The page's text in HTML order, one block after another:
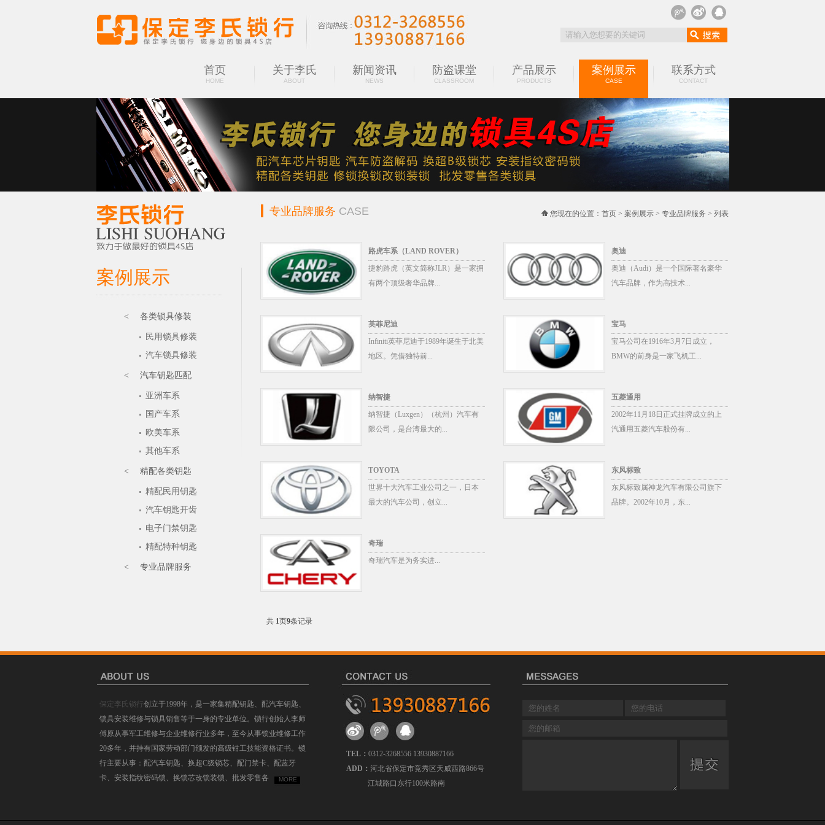
首页
HOME
关于李氏
ABOUT
新闻资讯
NEWS
防盗课堂
CLASSROOM
产品展示
PRODUCTS
案例展示
CASE
联系方式
CONTACT
案例展示
< 各类锁具修装
民用锁具修装
汽车锁具修装
< 汽车钥匙匹配
亚洲车系
国产车系
欧美车系
其他车系
< 精配各类钥匙
精配民用钥匙
汽车钥匙开齿
电子门禁钥匙
精配特种钥匙
< 专业品牌服务
专业品牌服务 CASE 您现在的位置： 首页> 案例展示> 专业品牌服务 > 列表
路虎车系（LAND ROVER）
捷豹路虎（英文简称JLR）是一家拥
有两个顶级奢华品牌...
奥迪
奥迪（Audi）是一个国际著名豪华
汽车品牌，作为高技术...
英菲尼迪
Infiniti英菲尼迪于1989年诞生于北美
地区。凭借独特前...
宝马
宝马公司在1916年3月7日成立，
BMW的前身是一家飞机工...
纳智捷
纳智捷（Luxgen）（杭州）汽车有
限公司，是台湾最大的...
五菱通用
2002年11月18日正式挂牌成立的上
汽通用五菱汽车股份有...
TOYOTA
世界十大汽车工业公司之一，日本
最大的汽车公司，创立...
东风标致
东风标致属神龙汽车有限公司旗下
品牌。2002年10月，东...
奇瑞
奇瑞汽车是为务实进...
共 1页9条记录
保定李氏锁行创立于1998年，是一家集精配钥匙、配汽车钥匙、
锁具安装维修与锁具销售等于一身的专业单位。锁行创始人李师
傅原从事军工维修与企业维修行业多年，至今从事锁业维修工作
20多年，并持有国家劳动部门颁发的高级钳工技能资格证书。锁
行主要从事：配汽车钥匙、换超C级锁芯、配门禁卡、配蓝牙
卡、安装指纹密码锁、换锁芯改锁装锁、批发零售各
MORE
TEL： 0312-3268556 13930887166
ADD： 河北省保定市竞秀区天威西路866号
江城路口东行100米路南